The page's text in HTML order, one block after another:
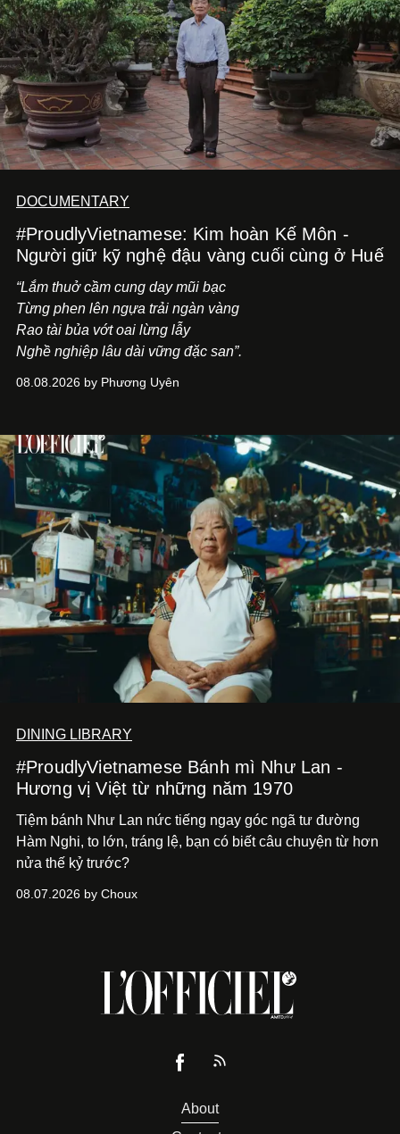
DOCUMENTARY
#ProudlyVietnamese: Kim hoàn Kế Môn -
Người giữ kỹ nghệ đậu vàng cuối cùng ở Huế
“Lắm thuở cầm cung day mũi bạc
Từng phen lên ngựa trải ngàn vàng
Rao tài bủa vớt oai lừng lẫy
Nghề nghiệp lâu dài vững đặc san”.
08.08.2026 by Phương Uyên
DINING LIBRARY
#ProudlyVietnamese Bánh mì Như Lan -
Hương vị Việt từ những năm 1970
Tiệm bánh Như Lan nức tiếng ngay góc ngã tư đường
Hàm Nghi, to lớn, tráng lệ, bạn có biết câu chuyện từ hơn
nửa thế kỷ trước?
08.07.2026 by Choux
About